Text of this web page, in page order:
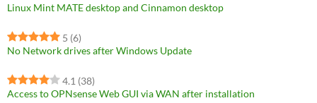
Linux Mint MATE desktop and Cinnamon desktop
5 (6)
No Network drives after Windows Update
4.1 (38)
Access to OPNsense Web GUI via WAN after installation